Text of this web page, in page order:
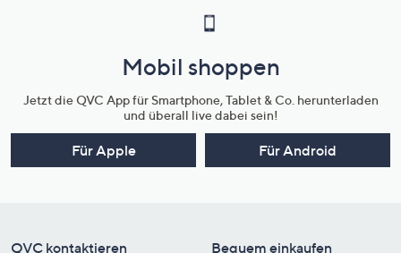
Mobil shoppen
Jetzt die QVC App für Smartphone, Tablet & Co. herunterladen
und überall live dabei sein!
Für Apple Für Android
QVC kontaktieren Bequem einkaufen